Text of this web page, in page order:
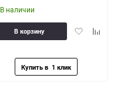
В наличии
Добавить
В корзину